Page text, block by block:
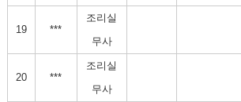
19 ***
조리실
무사
20 ***
조리실
무사